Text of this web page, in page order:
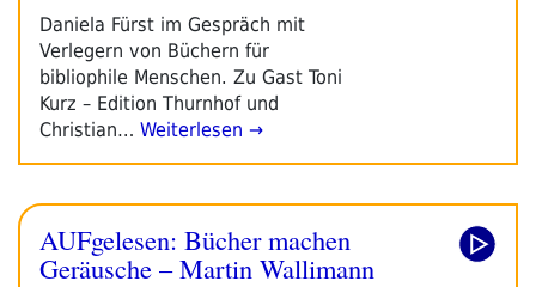
Daniela Fürst im Gespräch mit
Verlegern von Büchern für
bibliophile Menschen. Zu Gast Toni
Kurz – Edition Thurnhof und
Christian… Weiterlesen →
AUFgelesen: Bücher machen
Geräusche – Martin Wallimann